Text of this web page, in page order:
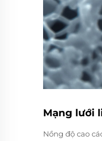
Mạng lưới
Nồng độ cao